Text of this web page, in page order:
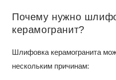
Почему нужно
керамогранит?
Шлифовка керамогранита
нескольким причинам: